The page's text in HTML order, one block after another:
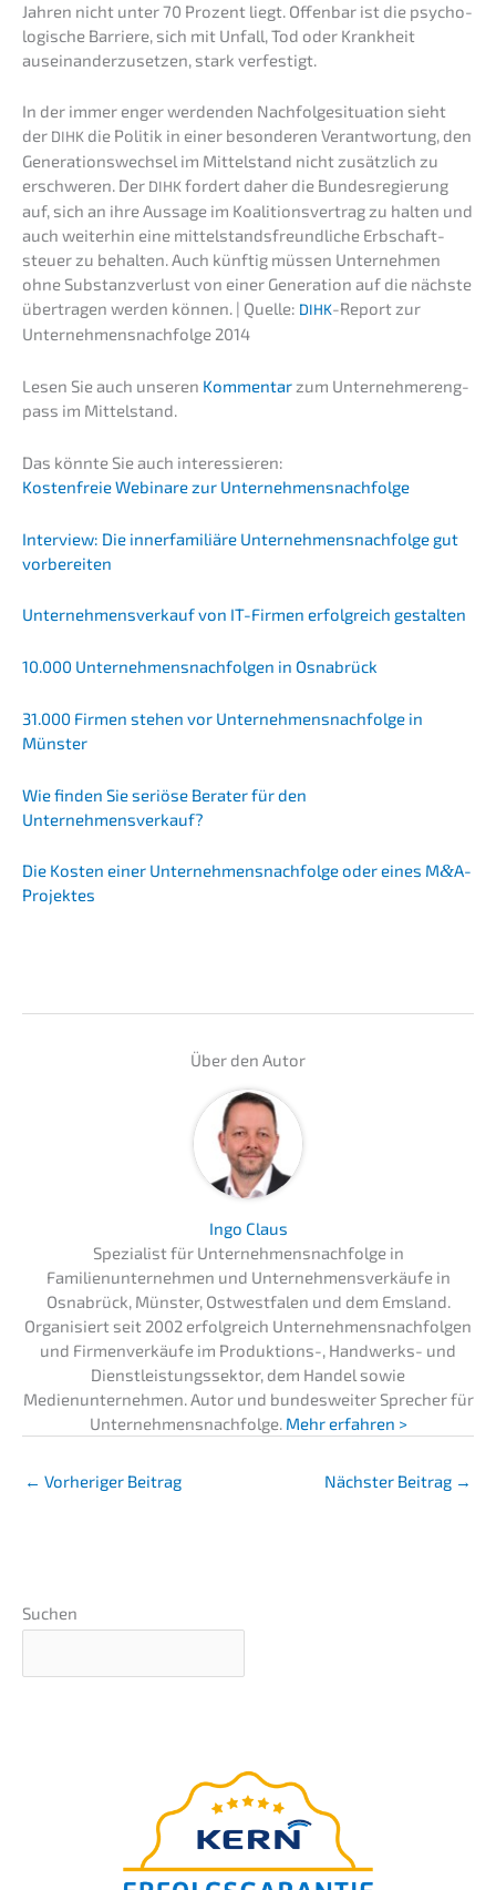
Jahren nicht unter 70 Prozent liegt. Offen­bar ist die psycho­
lo­gi­sche Barrie­re, sich mit Unfall, Tod oder Krank­heit
ausein­an­der­zu­set­zen, stark verfestigt.
In der immer enger werden­den Nachfol­ge­si­tua­ti­on sieht
der DIHK die Politik in einer beson­de­ren Verant­wor­tung, den
Generations­wechsel im Mittel­stand nicht zusätz­lich zu
erschwe­ren. Der DIHKfordert daher die Bundes­re­gie­rung
auf, sich an ihre Aussa­ge im Koali­ti­ons­ver­trag zu halten und
auch weiter­hin eine mittel­stands­freund­li­che Erbschaft­
steu­er zu behal­ten. Auch künftig müssen Unter­neh­men
ohne Substanz­ver­lust von einer Genera­ti­on auf die nächs­te
übertra­gen werden können. | Quelle: DIHK-Report zur
Unternehmens­nachfolge 2014
Lesen Sie auch unseren Kommen­tar zum Unter­neh­mer­eng­
pass im Mittelstand.
Das könnte Sie auch interessieren:
Kosten­freie Webina­re zur Unternehmensnachfolge
Inter­view: Die inner­fa­mi­liä­re Unternehmens­nachfolge gut
vorbereiten
Unter­nehmens­verkauf von IT-Firmen erfolg­reich gestalten
10.000 Unter­neh­mens­nach­fol­gen in Osnabrück
31.000 Firmen stehen vor Unternehmens­nachfolge in
Münster
Wie finden Sie seriö­se Berater für den
Unternehmensverkauf?
Die Kosten einer Unternehmens­nachfolge oder eines M&A-
Projektes
Über den Autor
Ingo Claus
Spezialist für Unternehmensnachfolge in
Familienunternehmen und Unternehmensverkäufe in
Osnabrück, Münster, Ostwestfalen und dem Emsland.
Organisiert seit 2002 erfolgreich Unternehmensnachfolgen
und Firmenverkäufe im Produktions-, Handwerks- und
Dienstleistungssektor, dem Handel sowie
Medienunternehmen. Autor und bundesweiter Sprecher für
Unternehmensnachfolge. Mehr erfahren >
← Vorheriger Beitrag Nächster Beitrag →
Suchen
Unternehmens-wert-
Einschätzung in 5 Minuten